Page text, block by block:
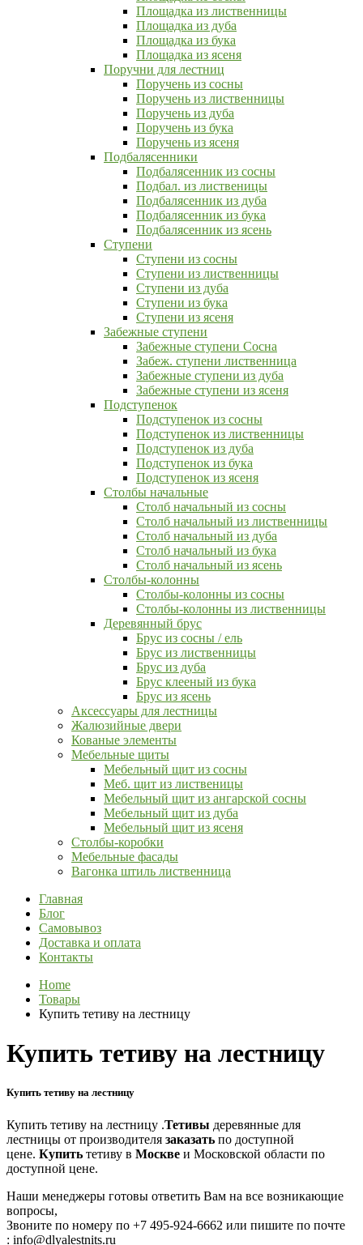
Площадка из лиственницы
Площадка из дуба
Площадка из бука
Площадка из ясеня
Поручни для лестниц
Поручень из сосны
Поручень из лиственницы
Поручень из дуба
Поручень из бука
Поручень из ясеня
Подбалясенники
Подбалясенник из сосны
Подбал. из лиственицы
Подбалясенник из дуба
Подбалясенник из бука
Подбалясенник из ясень
Ступени
Ступени из сосны
Ступени из лиственницы
Ступени из дуба
Ступени из бука
Ступени из ясеня
Забежные ступени
Забежные ступени Сосна
Забеж. ступени лиственница
Забежные ступени из дуба
Забежные ступени из ясеня
Подступенок
Подступенок из сосны
Подступенок из лиственницы
Подступенок из дуба
Подступенок из бука
Подступенок из ясеня
Столбы начальные
Столб начальный из сосны
Столб начальный из лиственницы
Столб начальный из дуба
Столб начальный из бука
Столб начальный из ясень
Столбы-колонны
Столбы-колонны из сосны
Столбы-колонны из лиственницы
Деревянный брус
Брус из сосны / ель
Брус из лиственницы
Брус из дуба
Брус клееный из бука
Брус из ясень
Аксессуары для лестницы
Жалюзийные двери
Кованые элементы
Мебельные щиты
Мебельный щит из сосны
Меб. щит из лиственицы
Мебельный щит из ангарской сосны
Мебельный щит из дуба
Мебельный щит из ясеня
Столбы-коробки
Мебельные фасады
Вагонка штиль лиственница
Главная
Блог
Самовывоз
Доставка и оплата
Контакты
Home
Товары
Купить тетиву на лестницу
Купить тетиву на лестницу
Купить тетиву на лестницу
Купить тетиву на лестницу .Тетивы деревянные для
лестницы от производителя заказать по доступной
цене. Купить тетиву в Москве и Московской области по
доступной цене.
Наши менеджеры готовы ответить Вам на все возникающие
вопросы,
Звоните по номеру по +7 495-924-6662 или пишите по почте
: info@dlyalestnits.ru